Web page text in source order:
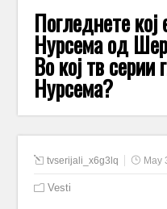
Погледнете кој
Нурсема од
Во кој тв серии
Нурсема?
tvserijali_x6g3lq May
Vesti